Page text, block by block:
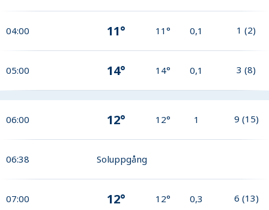
04:00 11° 11° 0,1 1 (2)
05:00 14° 14° 0,1 3 (8)
06:00 12° 12° 1 9 (15)
06:38 Soluppgång
07:00 12° 12° 0,3 6 (13)